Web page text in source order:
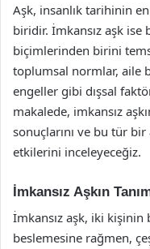
Aşk, insanlık tarihinin
biridir. İmkansız aşk ise
biçimlerinden birini
toplumsal normlar, aile
engeller gibi dışsal
makalede, imkansız
sonuçlarını ve bu tür
etkilerini inceleyeceğiz.
İmkansız Aşkın
İmkansız aşk, iki
beslemesine rağmen,